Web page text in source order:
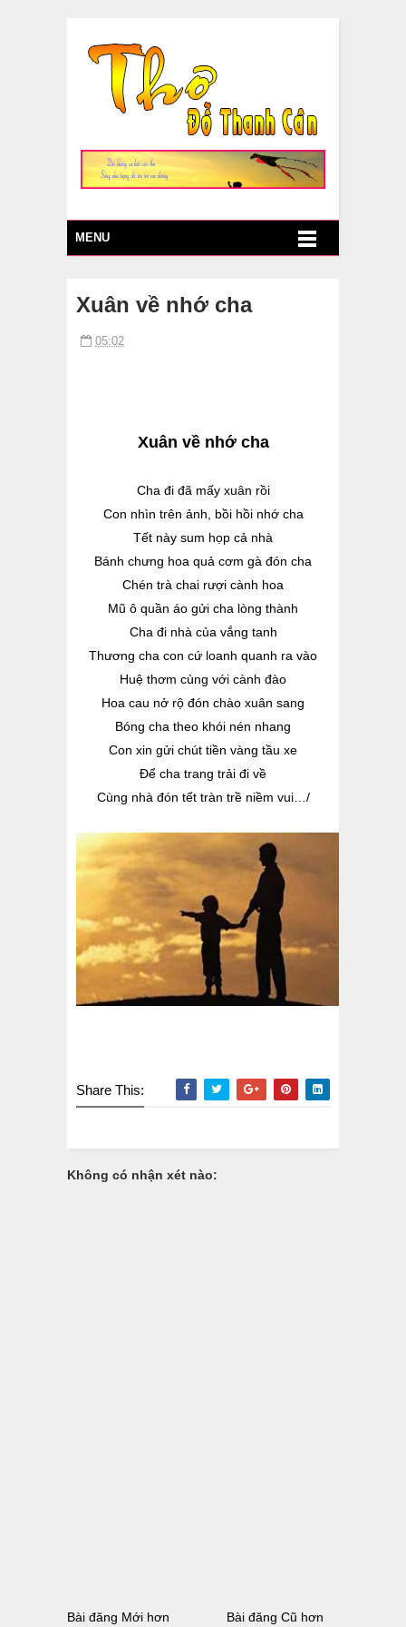
MENU
Xuân về nhớ cha
05:02
Xuân về nhớ cha
Cha đi đã mấy xuân rồi
Con nhìn trên ảnh, bồi hồi nhớ cha
Tết này sum họp cả nhà
Bánh chưng hoa quả cơm gà đón cha
Chén trà chai rượi cành hoa
Mũ ô quần áo gửi cha lòng thành
Cha đi nhà của vắng tanh
Thương cha con cứ loanh quanh ra vào
Huệ thơm cùng với cành đào
Hoa cau nở rộ đón chào xuân sang
Bóng cha theo khói nén nhang
Con xin gửi chút tiền vàng tầu xe
Để cha trang trải đi về
Cùng nhà đón tết tràn trề niềm vui…/
Share This:
Không có nhận xét nào:
Bài đăng Mới hơn Bài đăng Cũ hơn